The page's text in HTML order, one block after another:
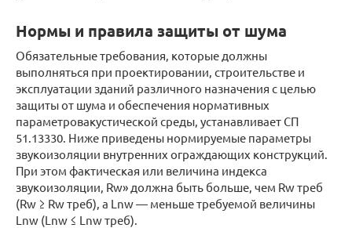
Нормы и правила защиты от шума
Обязательные требования, которые должны
выполняться при проектировании, строительстве и
эксплуатации зданий различного назначения с целью
защиты от шума и обеспечения нормативных
параметровакустической среды, устанавливает СП
51.13330. Ниже приведены нормируемые параметры
звукоизоляции внутренних ограждающих конструкций.
При этом фактическая или величина индекса
звукоизоляции, Rw» должна быть больше, чем Rw треб
(Rw ≥ Rw треб), а Lnw — меньше требуемой величины
Lnw (Lnw ≤ Lnw треб).